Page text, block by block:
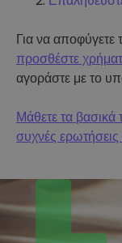
Για να αποφύγετε
προσθέστε
αγοράστε με το
Μάθετε τα βασικά
συχνές